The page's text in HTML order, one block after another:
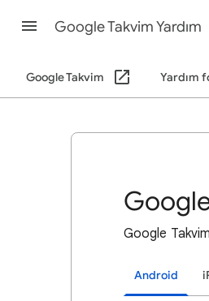
Google Takvim Yardım
Google Takvim Yardım
Google
Android